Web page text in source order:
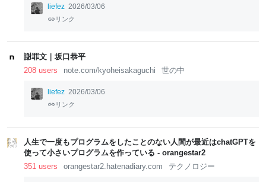
liefez 2026/03/06
リンク
謝罪文｜坂口恭平
208 users
note.com/kyoheisakaguchi 世の中
liefez 2026/03/06
リンク
人生で一度もプログラムをしたことのない人間が最近はchatGPTを
使って小さいプログラムを作っている - orangestar2
351 users
orangestar2.hatenadiary.com テクノロジー